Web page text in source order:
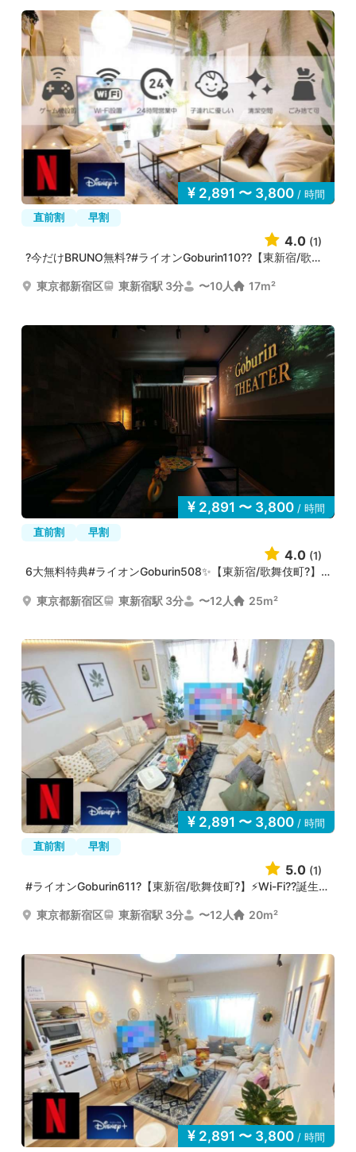
2,891 〜 3,800 / 時間
直前割
早割
4.0 (1)
?今だけBRUNO無料?#ライオンGoburin110??【東新宿/歌舞伎...
東京都新宿区 東新宿駅 3分 〜10人 17m²
2,891 〜 3,800 / 時間
直前割
早割
4.0 (1)
6大無料特典#ライオンGoburin508✨【東新宿/歌舞伎町?】⚡Wi...
東京都新宿区 東新宿駅 3分 〜12人 25m²
2,891 〜 3,800 / 時間
直前割
早割
5.0 (1)
#ライオンGoburin611?【東新宿/歌舞伎町?】⚡Wi-Fi??誕生日...
東京都新宿区 東新宿駅 3分 〜12人 20m²
2,891 〜 3,800 / 時間